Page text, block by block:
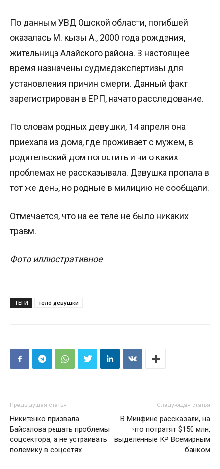
По данным УВД Ошской области, погибшей
оказалась М. кызы А., 2000 года рождения,
жительница Алайского района. В настоящее
время назначены судмедэкспертизы для
установления причин смерти. Данный факт
зарегистрирован в ЕРП, начато расследование.
По словам родных девушки, 14 апреля она
приехала из дома, где проживает с мужем, в
родительский дом погостить и ни о каких
проблемах не рассказывала. Девушка пропала в
тот же день, но родные в милицию не сообщали.
Отмечается, что на ее теле не было никаких
травм.
Фото иллюстративное
ТЕГИ тело девушки
Предыдущая статья
Никитенко призвала
Байсалова решать проблемы
соцсектора, а не устраивать
полемику в соцсетях
Следующая статья
В Минфине рассказали, на
что потратят $150 млн,
выделенные КР Всемирным
банком